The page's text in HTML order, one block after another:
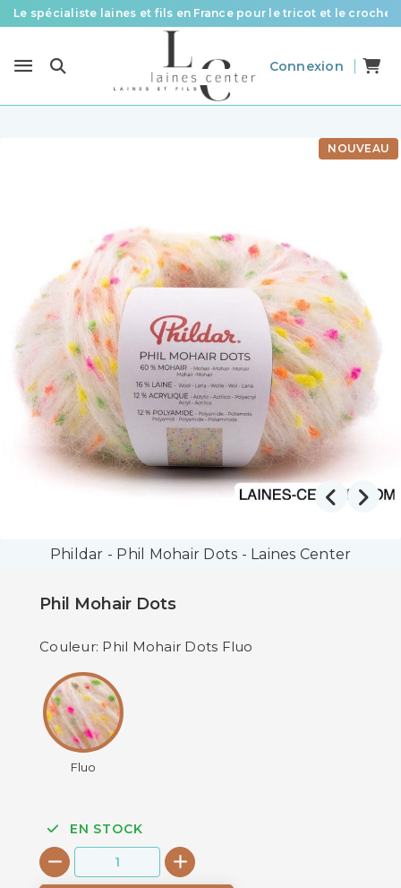
Le spécialiste laines et fils en France pour le tricot et le crochet
Livraison offerte à partir de 58 € d’achat
Connexion
NOUVEAU
Phildar - Phil Mohair Dots - Laines Center
Phil Mohair Dots
Couleur: Phil Mohair Dots Fluo
Fluo
EN STOCK